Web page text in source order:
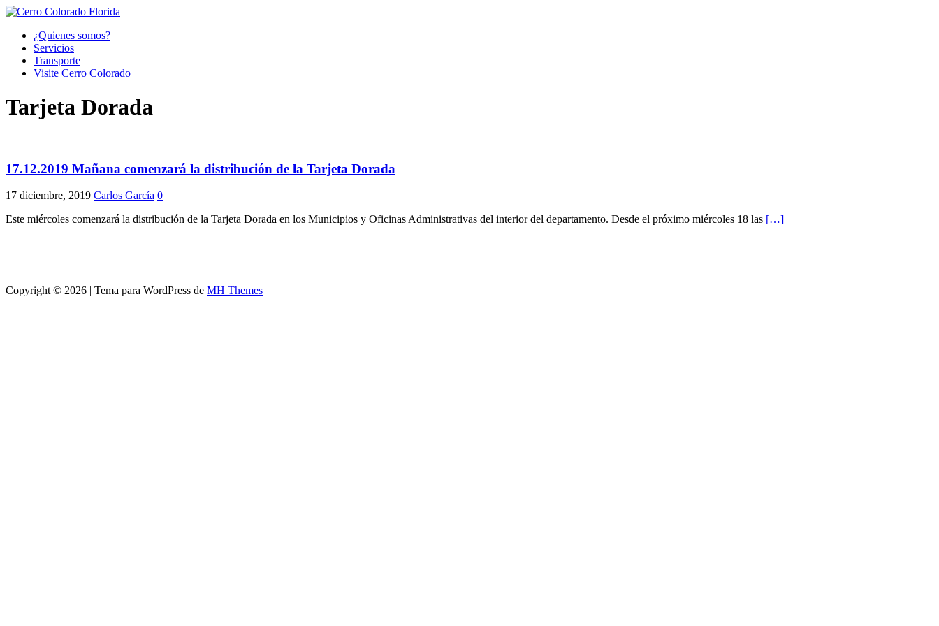
¿Quienes somos?
Servicios
Transporte
Visite Cerro Colorado
Tarjeta Dorada
17.12.2019 Mañana comenzará la distribución de la Tarjeta Dorada
17 diciembre, 2019 Carlos García 0
Este miércoles comenzará la distribución de la Tarjeta Dorada en los Municipios y Oficinas Administrativas del interior del departamento. Desde el próximo miércoles 18 las […]
Copyright © 2026 | Tema para WordPress de MH Themes